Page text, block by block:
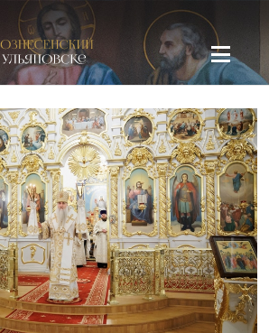
кафедральный собор в Ульяновске